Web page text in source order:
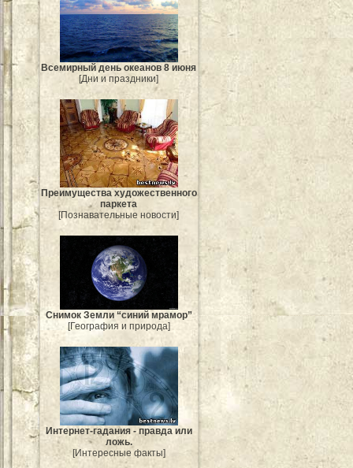
Всемирный день океанов 8 июня
[Дни и праздники]
Преимущества художественного
паркета
[Познавательные новости]
Снимок Земли “синий мрамор”
[География и природа]
Интернет-гадания - правда или
ложь.
[Интересные факты]